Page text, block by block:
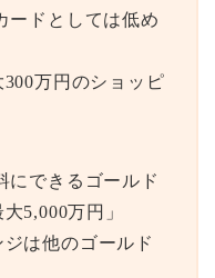
ードとしては低め
300万円のショッピ
にできるゴールド
5,000万円」
は他のゴールド